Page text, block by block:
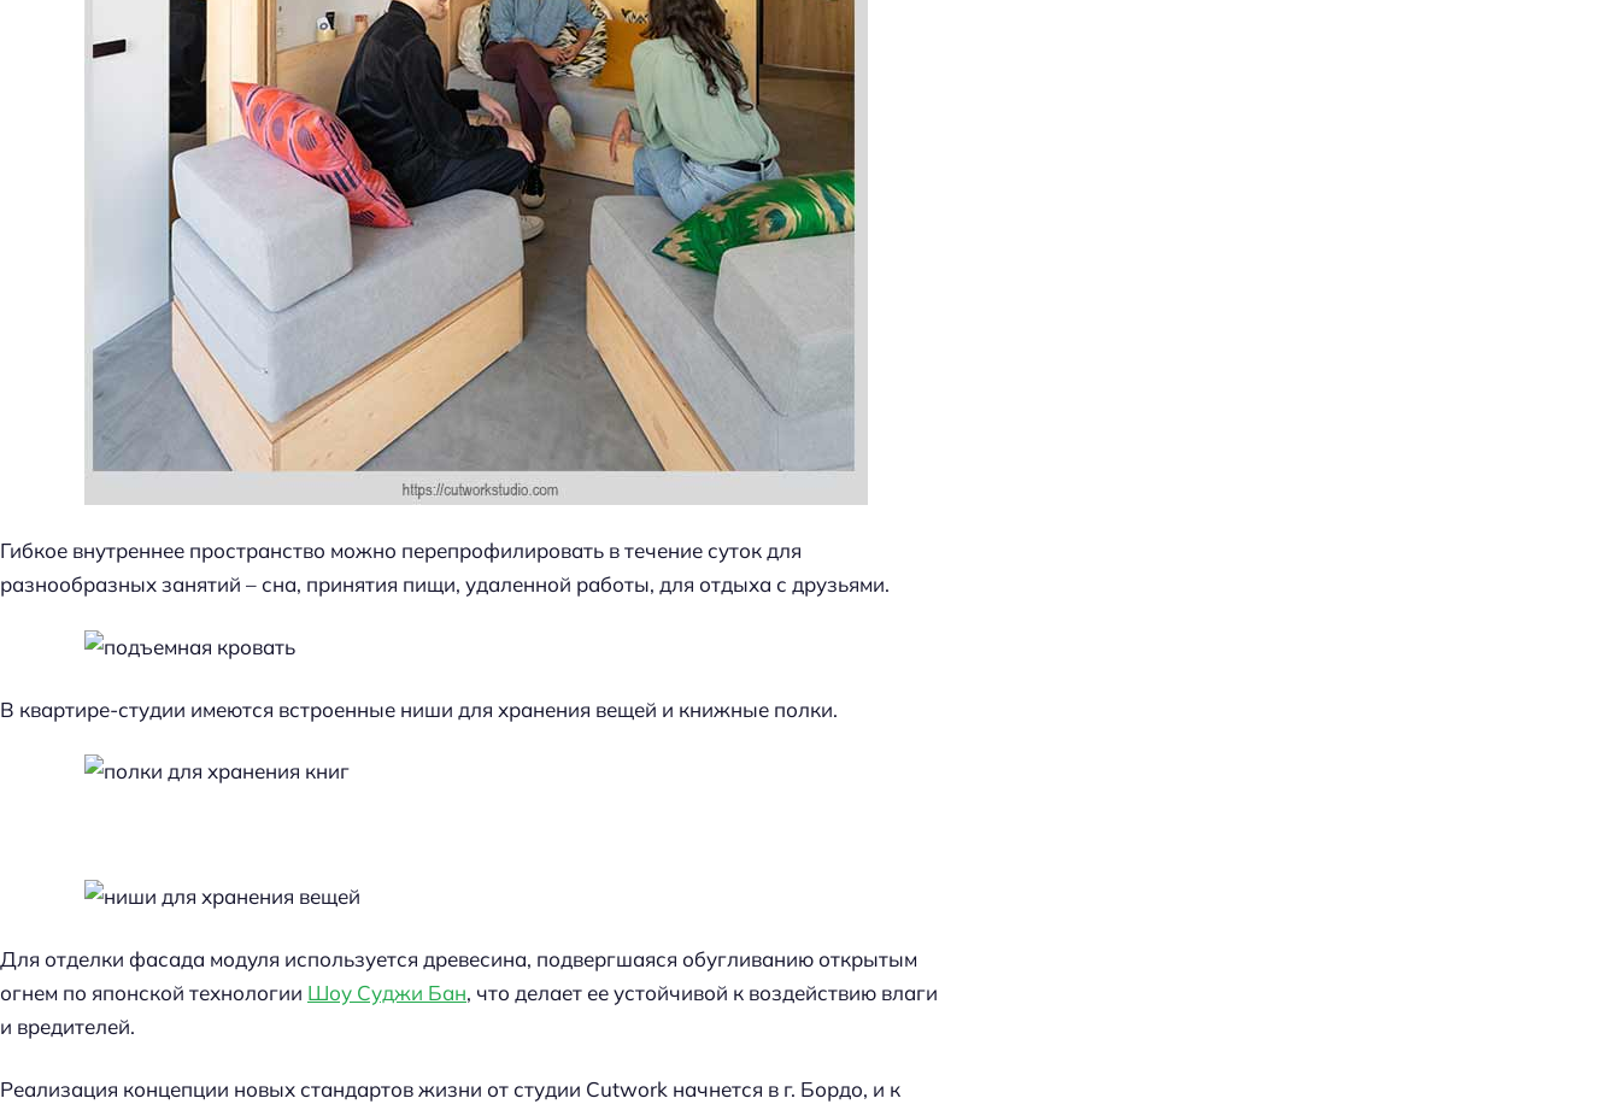
Гибкое внутреннее пространство можно перепрофилировать в течение суток для
разнообразных занятий – сна, принятия пищи, удаленной работы, для отдыха с друзьями.
В квартире-студии имеются встроенные ниши для хранения вещей и книжные полки.
Для отделки фасада модуля используется древесина, подвергшаяся обугливанию открытым
огнем по японской технологии Шоу Суджи Бан, что делает ее устойчивой к воздействию влаги
и вредителей.
Реализация концепции новых стандартов жизни от студии Cutwork начнется в г. Бордо, и к